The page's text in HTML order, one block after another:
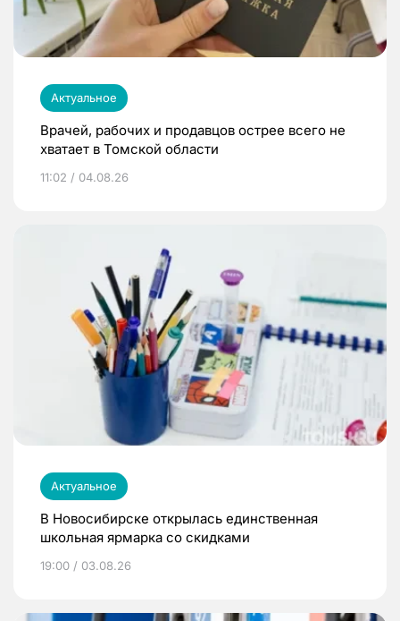
Актуальное
Врачей, рабочих и продавцов острее всего не
хватает в Томской области
11:02 / 04.08.26
Актуальное
В Новосибирске открылась единственная
школьная ярмарка со скидками
19:00 / 03.08.26